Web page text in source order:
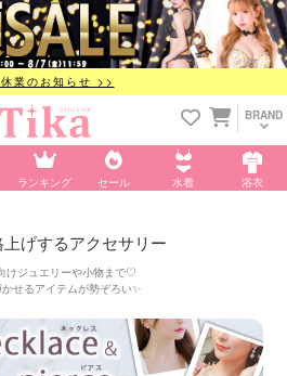
業のお知らせ >>
BRAND
ランキング セール 水着 浴衣
上げするアクセサリー
けジュエリーや小物まで♡
せるアイテムが勢ぞろい✨